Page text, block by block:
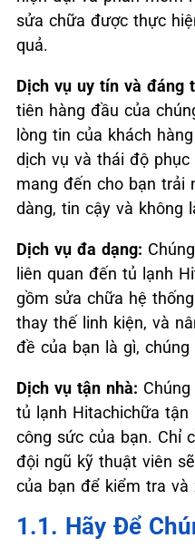
sửa chữa được thực
quả.
Dịch vụ uy tín và đáng
tiên hàng đầu của
lòng tin của khách
dịch vụ và thái độ
mang đến cho bạn trải
dàng, tin cậy và không
Dịch vụ đa dạng:
liên quan đến tủ lạnh
gồm sửa chữa hệ
thay thế linh kiện, và
đề của bạn là gì,
Dịch vụ tận nhà:
tủ lạnh Hitachichữa
công sức của bạn. Chỉ
đội ngũ kỹ thuật viên
của bạn để kiểm tra và
1.1. Hãy Để